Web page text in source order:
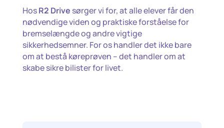
HosR2 Drive sørger vi for, at alle elever får den
nødvendige viden og praktiske forståelse for
bremselængde og andre vigtige
sikkerhedsemner. For os handler det ikke bare
om at bestå køreprøven – det handler om at
skabe sikre bilister for livet.